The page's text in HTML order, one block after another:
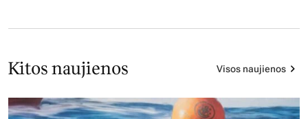
Kitos naujienos Visos naujienos